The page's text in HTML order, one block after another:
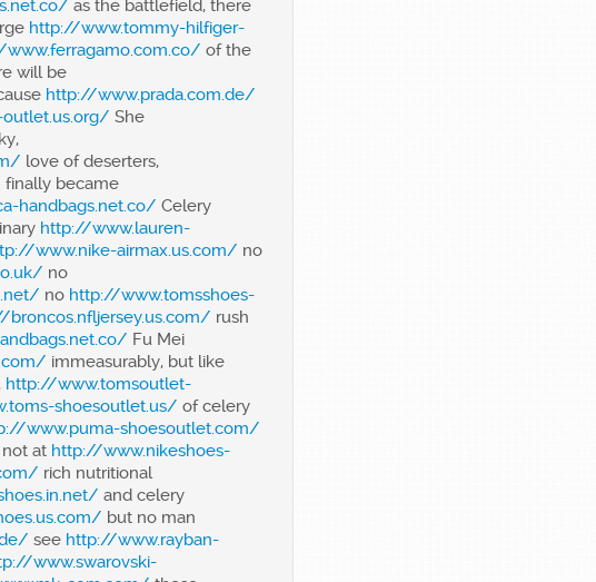
as the battlefield, there
http://www.tommy-hilfiger-
of the
will be
http://www.prada.com.de/
She
love of deserters,
finally became
handbags.net.co/ Celery
http://www.lauren-
www.nike-airmax.us.com/ no
no
no http://www.tomsshoes-
broncos.nfljersey.us.com/ rush
Fu Mei
immeasurably, but like
http://www.tomsoutlet-
shoesoutlet.us/ of celery
www.puma-shoesoutlet.com/
not at http://www.nikeshoes-
rich nutritional
and celery
but no man
see http://www.rayban-
www.swarovski-